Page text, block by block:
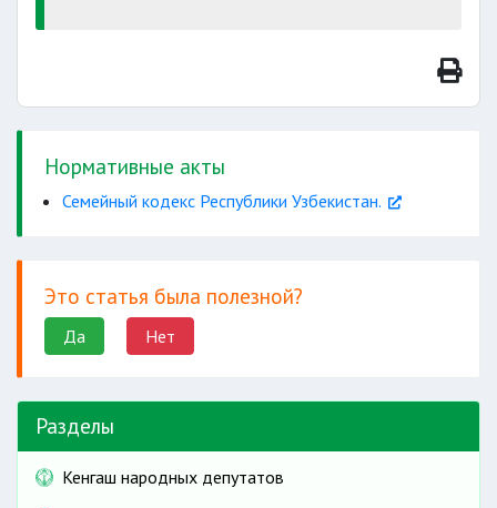
Нормативные акты
Семейный кодекс Республики Узбекистан.
Это статья была полезной?
Да Нет
Разделы
Кенгаш народных депутатов